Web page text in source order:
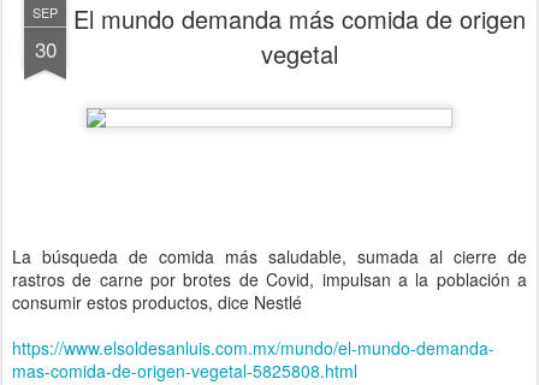
SEP
30
El mundo demanda más comida de origen
vegetal
La búsqueda de comida más saludable, sumada al cierre de
rastros de carne por brotes de Covid, impulsan a la población a
consumir estos productos, dice Nestlé
https://www.elsoldesanluis.com.mx/mundo/el-mundo-demanda-
mas-comida-de-origen-vegetal-5825808.html